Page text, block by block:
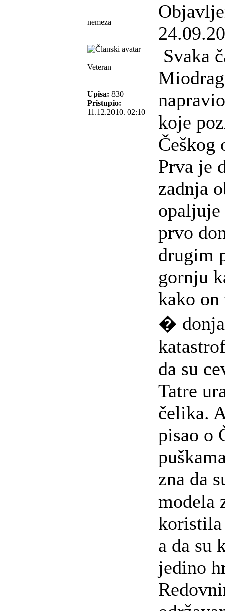
nemeza
Veteran
Upisa: 830
Pristupio:
11.12.2010. 02:10
Svaka
koje
Češkog
Prva je
zadnja
prvo
drugim
gornju
kako
�
da su
Tatre
čelika.
pisao o
zna da
modela
a da su
jedino